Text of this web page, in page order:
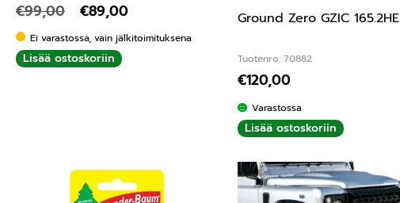
€99,00 €89,00
Ei varastossa, vain jälkitoimituksena
Lisää ostoskoriin
Ground Zero GZIC 165.2HE
Tuotenro: 70882
€120,00
Varastossa
Lisää ostoskoriin